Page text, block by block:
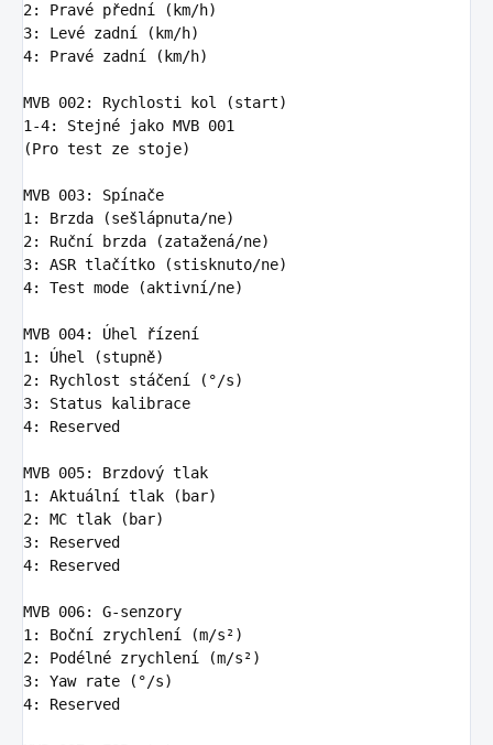
2:
Pravé přední (km/h)
3:
Levé zadní (km/h)
4: Pravé zadní (km/h)
MVB 002:
Rychlosti kol (start)
1-4:
Stejné jako MVB 001
(Pro test ze stoje)
MVB 003:
Spínače
1 :
Brzda (sešlápnuta/ne)
2:
Ruční brzda (zatažená/ne)
3:
ASR tlačítko (stisknuto/ne)
4: Test mode (aktivní/ne)
MVB 004:
Úhel řízení
1 :
Úhel (stupně)
2:
Rychlost stáčení (°/s)
3:
Status kalibrace
4: Reserved
MVB 005:
Brzdový tlak
1 :
Aktuální tlak (bar)
2:
MC tlak (bar)
3:
Reserved
4: Reserved
MVB 006:
G-senzory
1 :
Boční zrychlení (m/s²)
2:
Podélné zrychlení (m/s²)
3:
Yaw rate (°/s)
4: Reserved